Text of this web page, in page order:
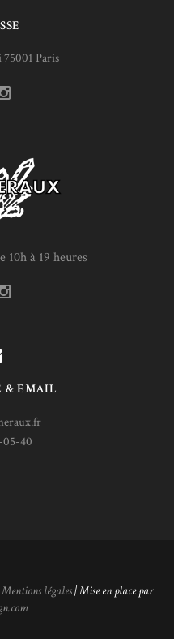
Paris
10h à 19 heures
& EMAIL
40
Mentions légales| Mise en place par